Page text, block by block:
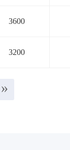
3600
3200
»